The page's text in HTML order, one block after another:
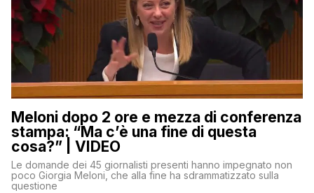
Meloni dopo 2 ore e mezza di conferenza
stampa: “Ma c’è una fine di questa
cosa?” | VIDEO
Le domande dei 45 giornalisti presenti hanno impegnato non
poco Giorgia Meloni, che alla fine ha sdrammatizzato sulla
questione